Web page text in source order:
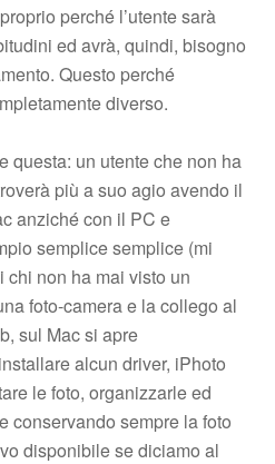
perché l’utente sarà
ed avrà, quindi, bisogno
Questo perché
diverso.
questa: un utente che non ha
più a suo agio avendo il
anziché con il PC e
semplice semplice (mi
chi non ha mai visto un
foto-camera e la collego al
sul Mac si apre
alcun driver, iPhoto
le foto, organizzarle ed
conservando sempre la foto
disponibile se diciamo al